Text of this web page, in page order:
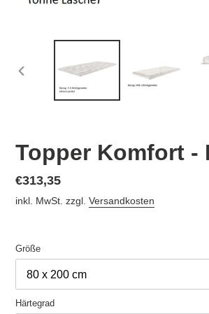
Topper Komfort -
Normaler
Preis
€313,35
inkl. MwSt. zzgl. Versandkosten
Größe
Härtegrad